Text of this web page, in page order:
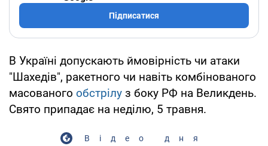
Підписатися
В Україні допускають ймовірність чи атаки
"Шахедів", ракетного чи навіть комбінованого
масованого обстрілу з боку РФ на Великдень.
Свято припадає на неділю, 5 травня.
Відео дня